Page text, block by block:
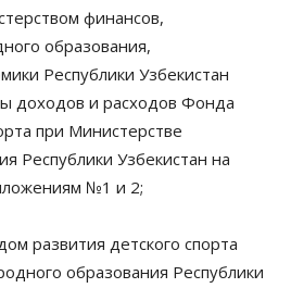
финансов,
образования,
Республики Узбекистан
доходов и расходов Фонда
при Министерстве
Республики Узбекистан на
№1 и 2;
развития детского спорта
образования Республики